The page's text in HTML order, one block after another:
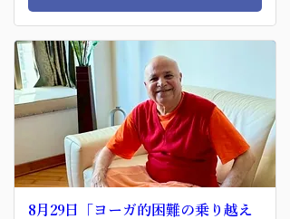
8月29日「ヨーガ的困難の乗り越え